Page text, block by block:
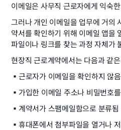
이메일은 사무직 근로자에게 익숙
그러나 개인 이메일을 업무에 거의
약서를 확인하기 위해 이메일 앱을
파일이나 링크를 찾는 과정 자체가
현장직 근로계약에서는 다음과 같
▪️ 근로자가 이메일을 확인하지 않음
▪️ 가입한 이메일 주소나 비밀번호
▪️ 계약서가 스팸메일함으로 분류됨
▪️ 휴대폰에서 첨부파일을 열거나